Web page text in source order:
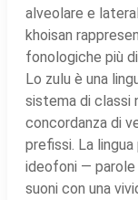
alveolare e
khoisan
fonologiche più
Lo zulu è una
sistema di classi
concordanza di
prefissi. La
ideofoni — parole
suoni con una